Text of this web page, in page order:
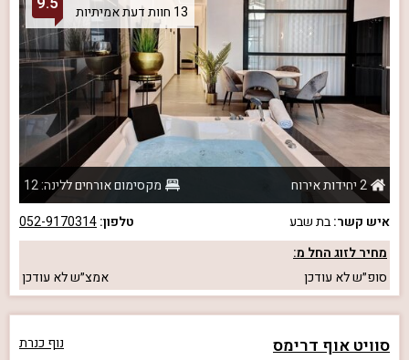
13 חוות דעת אמיתיות
2 יחידות אירוח
מקסימום אורחים ללינה: 12
איש קשר:בת שבע טלפון:052-9170314
מחיר לזוג החל מ:
סופ״שלא עודכן אמצ״שלא עודכן
סוויט אוף דרימס נוף כנרת